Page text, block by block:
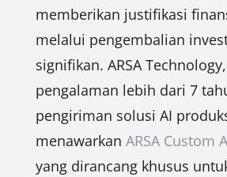
memberikan justifikasi
melalui pengembalian
signifikan. ARSA
pengalaman lebih dari 7
pengiriman solusi AI
menawarkan ARSA Custom
yang dirancang khusus